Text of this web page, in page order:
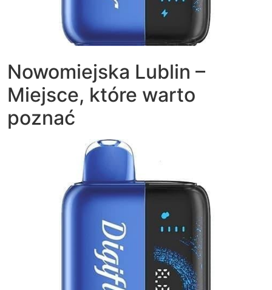
Nowomiejska Lublin –
Miejsce, które warto
poznać